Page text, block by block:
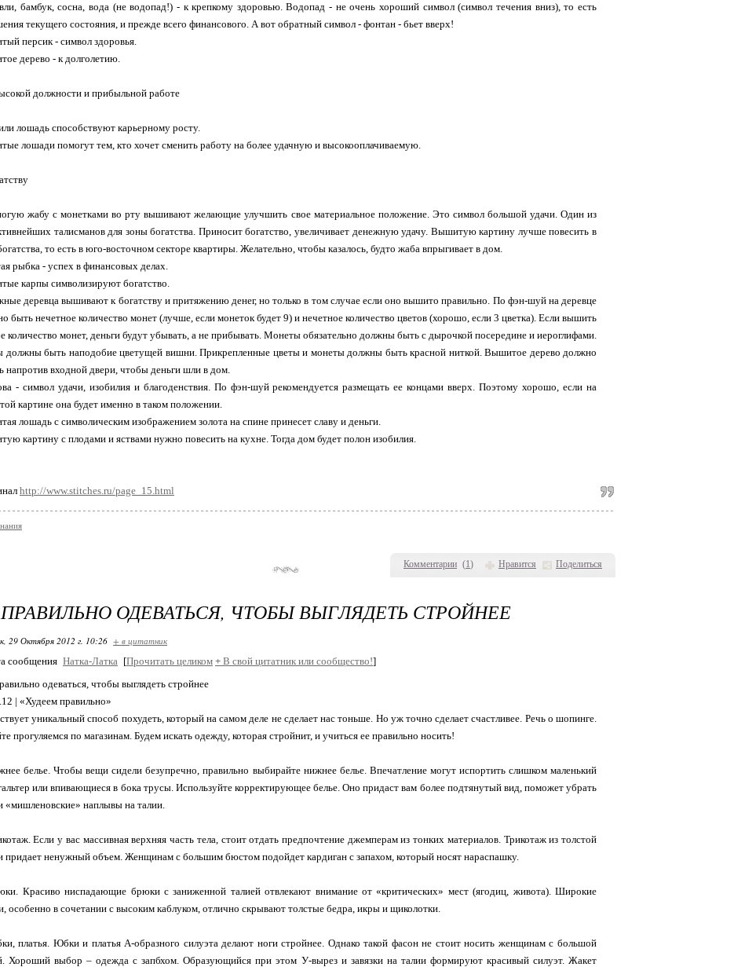
Комментарии (1) Нравится Поделиться
бамбук, сосна, вода (не водопад!) - к крепкому здоровью. Водопад - не очень хороший символ (символ течения вниз), то есть
текущего состояния, и прежде всего финансового. А вот обратный символ - фонтан - бьет вверх!
персик - символ здоровья.
дерево - к долголетию.
должности и прибыльной работе
лошадь способствуют карьерному росту.
лошади помогут тем, кто хочет сменить работу на более удачную и высокооплачиваемую.
жабу с монетками во рту вышивают желающие улучшить свое материальное положение. Это символ большой удачи. Один из
талисманов для зоны богатства. Приносит богатство, увеличивает денежную удачу. Вышитую картину лучше повесить в
то есть в юго-восточном секторе квартиры. Желательно, чтобы казалось, будто жаба впрыгивает в дом.
рыбка - успех в финансовых делах.
карпы символизируют богатство.
деревца вышивают к богатству и притяжению денег, но только в том случае если оно вышито правильно. По фэн-шуй на деревце
быть нечетное количество монет (лучше, если монеток будет 9) и нечетное количество цветов (хорошо, если 3 цветка). Если вышить
количество монет, деньги будут убывать, а не прибывать. Монеты обязательно должны быть с дырочкой посередине и иероглифами.
должны быть наподобие цветущей вишни. Прикрепленные цветы и монеты должны быть красной ниткой. Вышитое дерево должно
напротив входной двери, чтобы деньги шли в дом.
- символ удачи, изобилия и благоденствия. По фэн-шуй рекомендуется размещать ее концами вверх. Поэтому хорошо, если на
картине она будет именно в таком положении.
лошадь с символическим изображением золота на спине принесет славу и деньги.
картину с плодами и яствами нужно повесить на кухне. Тогда дом будет полон изобилия.
http://www.stitches.ru/page_15.html
ОДЕВАТЬСЯ, ЧТОБЫ ВЫГЛЯДЕТЬ СТРОЙНЕЕ
29 Октября 2012 г. 10:26 + в цитатник
сообщения Натка-Латка [Прочитать целиком + В свой цитатник или сообщество!]
одеваться, чтобы выглядеть стройнее
| «Худеем правильно»
уникальный способ похудеть, который на самом деле не сделает нас тоньше. Но уж точно сделает счастливее. Речь о шопинге.
прогуляемся по магазинам. Будем искать одежду, которая стройнит, и учиться ее правильно носить!
белье. Чтобы вещи сидели безупречно, правильно выбирайте нижнее белье. Впечатление могут испортить слишком маленький
или впивающиеся в бока трусы. Используйте корректирующее белье. Оно придаст вам более подтянутый вид, поможет убрать
«мишленовские» наплывы на талии.
Если у вас массивная верхняя часть тела, стоит отдать предпочтение джемперам из тонких материалов. Трикотаж из толстой
придает ненужный объем. Женщинам с большим бюстом подойдет кардиган с запахом, который носят нараспашку.
Красиво ниспадающие брюки с заниженной талией отвлекают внимание от «критических» мест (ягодиц, живота). Широкие
особенно в сочетании с высоким каблуком, отлично скрывают толстые бедра, икры и щиколотки.
платья. Юбки и платья А-образного силуэта делают ноги стройнее. Однако такой фасон не стоит носить женщинам с большой
Хороший выбор – одежда с запбхом. Образующийся при этом У-вырез и завязки на талии формируют красивый силуэт. Жакет